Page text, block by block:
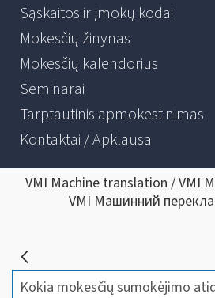
Sąskaitos ir įmokų kodai
Mokesčių žinynas
Mokesčių kalendorius
Seminarai
Tarptautinis apmokestinimas
Kontaktai / Apklausa
VMI Machine translation / VMI
VMI Машинний